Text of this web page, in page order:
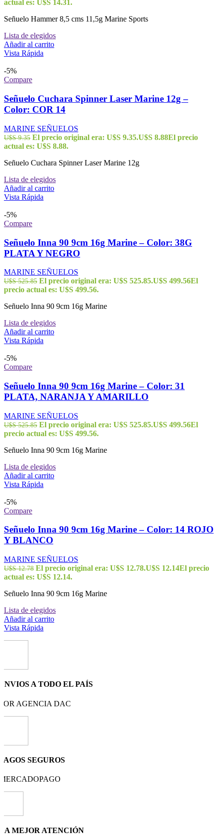
actual es: U$S 14.31.
Señuelo Hammer 8,5 cms 11,5g Marine Sports
Lista de elegidos
Añadir al carrito
Vista Rápida
-5%
Compare
Señuelo Cuchara Spinner Laser Marine 12g –
Color: COR 14
MARINE SEÑUELOS
U$S9.35 El precio original era: U$S 9.35.U$S 8.88El precio
actual es: U$S 8.88.
Señuelo Cuchara Spinner Laser Marine 12g
Lista de elegidos
Añadir al carrito
Vista Rápida
-5%
Compare
Señuelo Inna 90 9cm 16g Marine – Color: 38G
PLATA Y NEGRO
MARINE SEÑUELOS
U$S525.85 El precio original era: U$S 525.85.U$S 499.56El
precio actual es: U$S 499.56.
Señuelo Inna 90 9cm 16g Marine
Lista de elegidos
Añadir al carrito
Vista Rápida
-5%
Compare
Señuelo Inna 90 9cm 16g Marine – Color: 31
PLATA, NARANJA Y AMARILLO
MARINE SEÑUELOS
U$S525.85 El precio original era: U$S 525.85.U$S 499.56El
precio actual es: U$S 499.56.
Señuelo Inna 90 9cm 16g Marine
Lista de elegidos
Añadir al carrito
Vista Rápida
-5%
Compare
Señuelo Inna 90 9cm 16g Marine – Color: 14 ROJO
Y BLANCO
MARINE SEÑUELOS
U$S12.78 El precio original era: U$S 12.78.U$S 12.14El precio
actual es: U$S 12.14.
Señuelo Inna 90 9cm 16g Marine
Lista de elegidos
Añadir al carrito
Vista Rápida
A TODO EL PAÍS
AGENCIA DAC
SEGUROS
MEJOR ATENCIÓN